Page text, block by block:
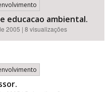
educacao ambiental.
2005 | 8 visualizações